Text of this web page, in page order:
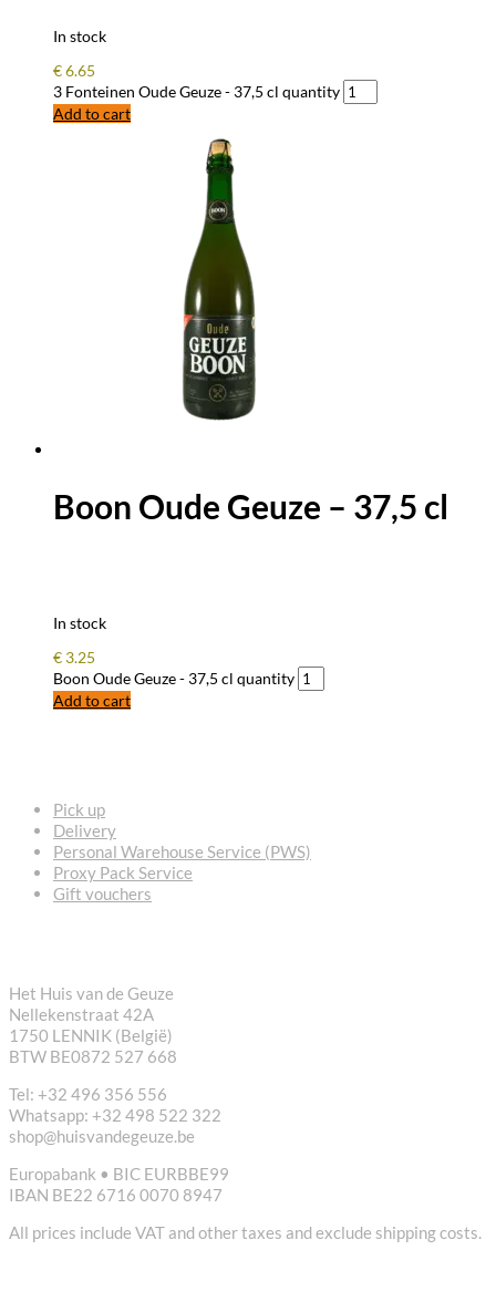
In stock
€6.65
3 Fonteinen Oude Geuze - 37,5 cl quantity
Add to cart
Boon Oude Geuze – 37,5 cl
In stock
€ 3.25
Boon Oude Geuze - 37,5 cl quantity
Add to cart
Pick up
Delivery
Personal Warehouse Service (PWS)
Proxy Pack Service
Gift vouchers
Het Huis van de Geuze
Nellekenstraat 42A
1750 LENNIK (België)
BTW BE0872 527 668
Tel: +32 496 356 556
Whatsapp: +32 498 522 322
shop@huisvandegeuze.be
Europabank • BIC EURBBE99
IBAN BE22 6716 0070 8947
All prices include VAT and other taxes and exclude shipping costs.